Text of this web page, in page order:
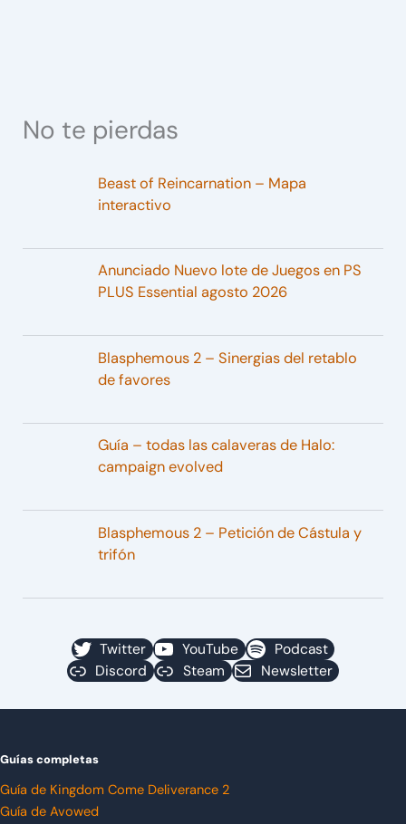
No te pierdas
Beast of Reincarnation – Mapa
interactivo
Anunciado Nuevo lote de Juegos en PS
PLUS Essential agosto 2026
Blasphemous 2 – Sinergias del retablo
de favores
Guía – todas las calaveras de Halo:
campaign evolved
Blasphemous 2 – Petición de Cástula y
trifón
Twitter YouTube
Podcast
Discord
Steam Newsletter
Guías completas
Guía de Kingdom Come Deliverance 2
Guía de Avowed